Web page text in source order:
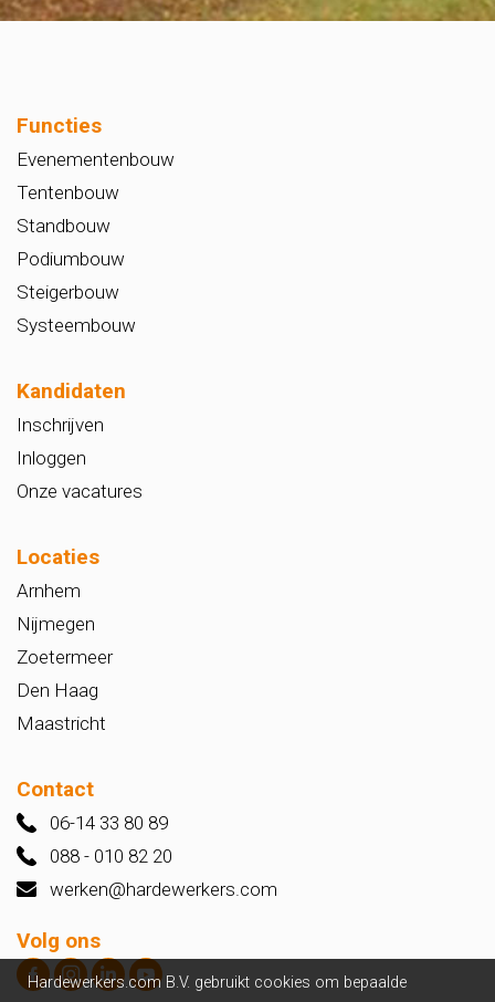
Functies
Evenementenbouw
Tentenbouw
Standbouw
Podiumbouw
Steigerbouw
Systeembouw
Kandidaten
Inschrijven
Inloggen
Onze vacatures
Locaties
Arnhem
Nijmegen
Zoetermeer
Den Haag
Maastricht
Contact
06-14 33 80 89
088 - 010 82 20
werken@hardewerkers.com
Volg ons
Hardewerkers.com B.V. gebruikt cookies om bepaalde